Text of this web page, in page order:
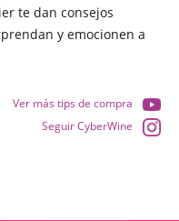
te dan consejos
y emocionen a
Ver más tips de compra
Seguir CyberWine